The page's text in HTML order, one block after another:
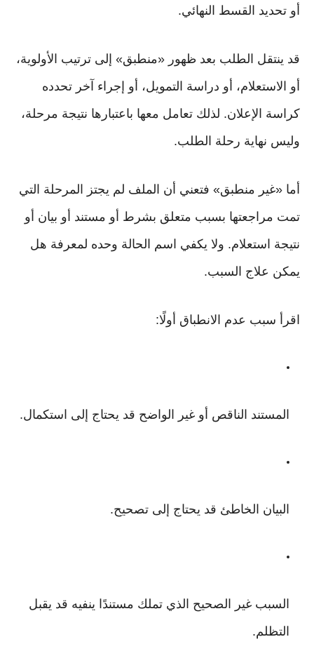
أو تحديد القسط النهائي.
قد ينتقل الطلب بعد ظهور «منطبق» إلى ترتيب الأولوية،
أو الاستعلام، أو دراسة التمويل، أو إجراء آخر تحدده
كراسة الإعلان. لذلك تعامل معها باعتبارها نتيجة مرحلة،
وليس نهاية رحلة الطلب.
أما «غير منطبق» فتعني أن الملف لم يجتز المرحلة التي
تمت مراجعتها بسبب متعلق بشرط أو مستند أو بيان أو
نتيجة استعلام. ولا يكفي اسم الحالة وحده لمعرفة هل
يمكن علاج السبب.
اقرأ سبب عدم الانطباق أولًا:
المستند الناقص أو غير الواضح قد يحتاج إلى استكمال.
البيان الخاطئ قد يحتاج إلى تصحيح.
السبب غير الصحيح الذي تملك مستندًا ينفيه قد يقبل
التظلم.